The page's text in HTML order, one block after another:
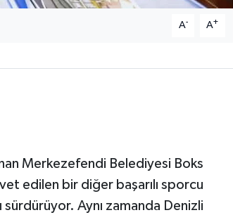
A- A+
Merkezefendi Belediyesi Boks
edilen bir diğer başarılı sporcu
sürdürüyor. Aynı zamanda Denizli